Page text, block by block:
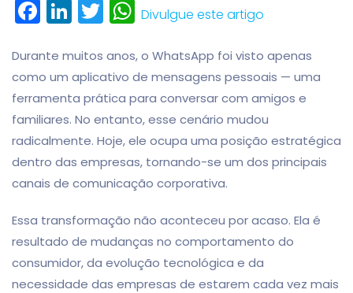
FacebookLinkedInTwitterWhatsApp
Divulgue este artigo
Durante muitos anos, o WhatsApp foi visto apenas
como um aplicativo de mensagens pessoais — uma
ferramenta prática para conversar com amigos e
familiares. No entanto, esse cenário mudou
radicalmente. Hoje, ele ocupa uma posição estratégica
dentro das empresas, tornando-se um dos principais
canais de comunicação corporativa.
Essa transformação não aconteceu por acaso. Ela é
resultado de mudanças no comportamento do
consumidor, da evolução tecnológica e da
necessidade das empresas de estarem cada vez mais